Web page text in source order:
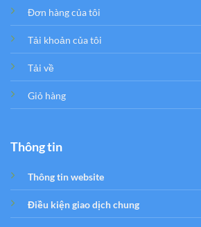
Đơn hàng của tôi
Tải khoản của tôi
Tải về
Giỏ hàng
Thông tin
Thông tin website
Điều kiện giao dịch chung